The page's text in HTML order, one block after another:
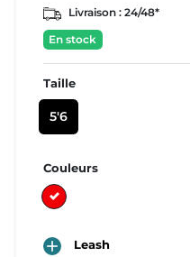
Livraison : 24/48*
En stock
Taille
5'6
Couleurs
Rouge
 Leash